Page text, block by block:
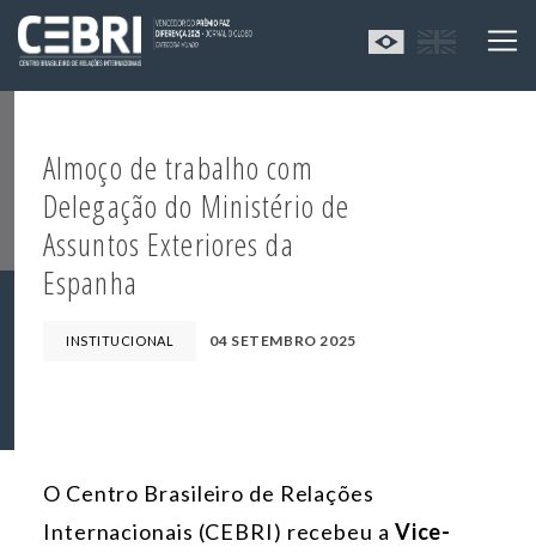
Almoço de trabalho com
Delegação do Ministério de
Assuntos Exteriores da
Espanha
INSTITUCIONAL 04 SETEMBRO 2025
O Centro Brasileiro de Relações
Internacionais (CEBRI) recebeu a Vice-